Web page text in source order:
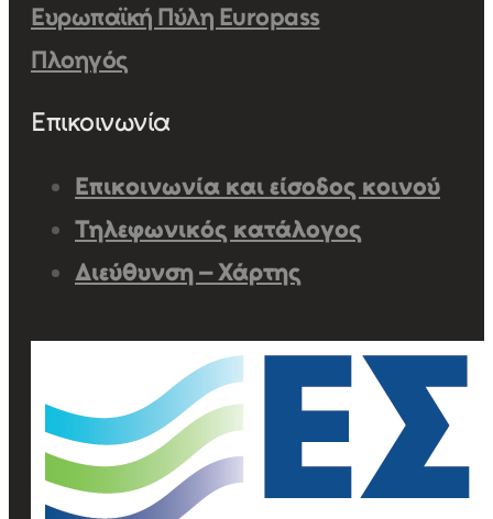
Ευρωπαϊκή Πύλη Europass
Πλοηγός
Επικοινωνία
Επικοινωνία και είσοδος κοινού
Τηλεφωνικός κατάλογος
Διεύθυνση – Χάρτης